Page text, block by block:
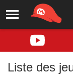
Liste des